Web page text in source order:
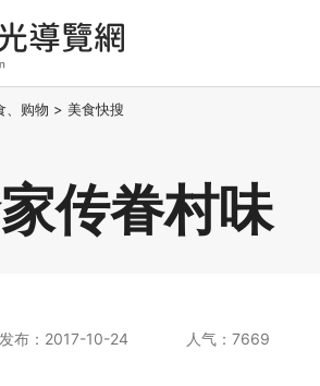
、购物 > 美食快搜
传眷村味
发布：2017-10-24 人气：7669